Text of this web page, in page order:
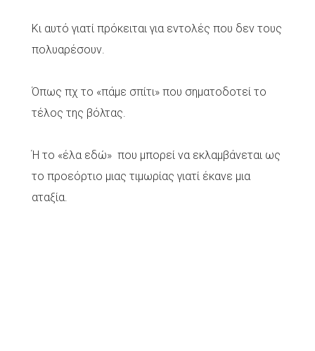
Κι αυτό γιατί πρόκειται για εντολές που δεν τους
πολυαρέσουν.
Όπως πχ το «πάμε σπίτι» που σηματοδοτεί το
τέλος της βόλτας.
Ή το «έλα εδώ» που μπορεί να εκλαμβάνεται ως
το προεόρτιο μιας τιμωρίας γιατί έκανε μια
αταξία.